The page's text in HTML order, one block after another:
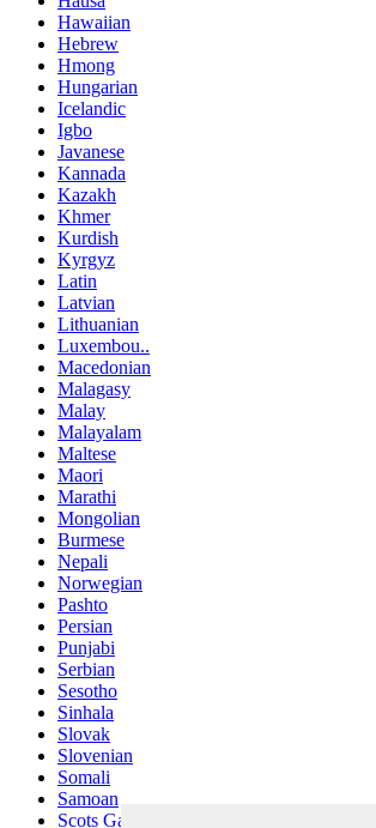
Hawaiian
Hebrew
Hmong
Hungarian
Icelandic
Igbo
Javanese
Kannada
Kazakh
Khmer
Kurdish
Kyrgyz
Latin
Latvian
Lithuanian
Luxembou..
Macedonian
Malagasy
Malay
Malayalam
Maltese
Maori
Marathi
Mongolian
Burmese
Nepali
Norwegian
Pashto
Persian
Punjabi
Serbian
Sesotho
Sinhala
Slovak
Slovenian
Somali
Samoan
Scots Gaelic